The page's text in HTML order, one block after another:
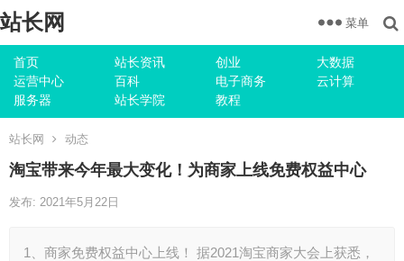
站长网
首页 站长资讯 创业
大数据
运营中心
百科 电子商务
云计算
服务器
站长学院 教程
菜单
站长网 动态
淘宝带来今年最大变化！为商家上线免费权益中心
发布: 2021年5月22日
1、商家免费权益中心上线！ 据2021淘宝商家大会上获悉，